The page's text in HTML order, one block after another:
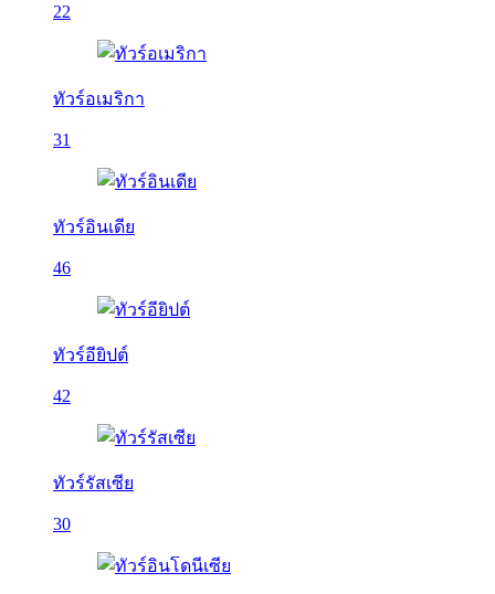
22
ทัวร์อเมริกา
31
ทัวร์อินเดีย
46
ทัวร์อียิปต์
42
ทัวร์รัสเซีย
30